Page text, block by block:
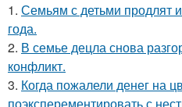
1. Семьям с детьми продлят
года.
2. В семье децла снова
конфликт.
3. Когда пожалели денег на